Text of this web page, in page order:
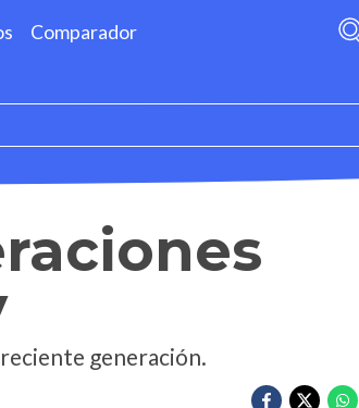
Comparador
generación.